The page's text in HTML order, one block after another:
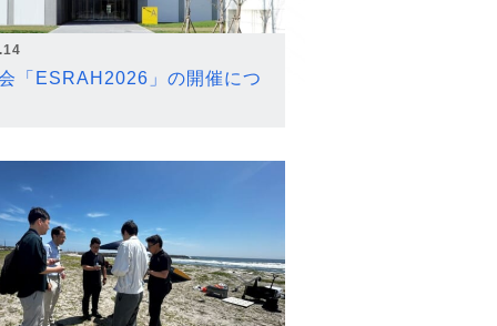
「ESRAH2026」の開催につ